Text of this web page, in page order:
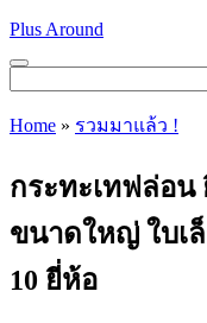
Skip
content
Plus Around
Menu
Home » รวมมาแล้ว !
กระทะเทฟล่อน
ขนาดใหญ่ ใบเ
10 ยี่ห้อ